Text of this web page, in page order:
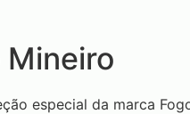
Mineiro
especial da marca